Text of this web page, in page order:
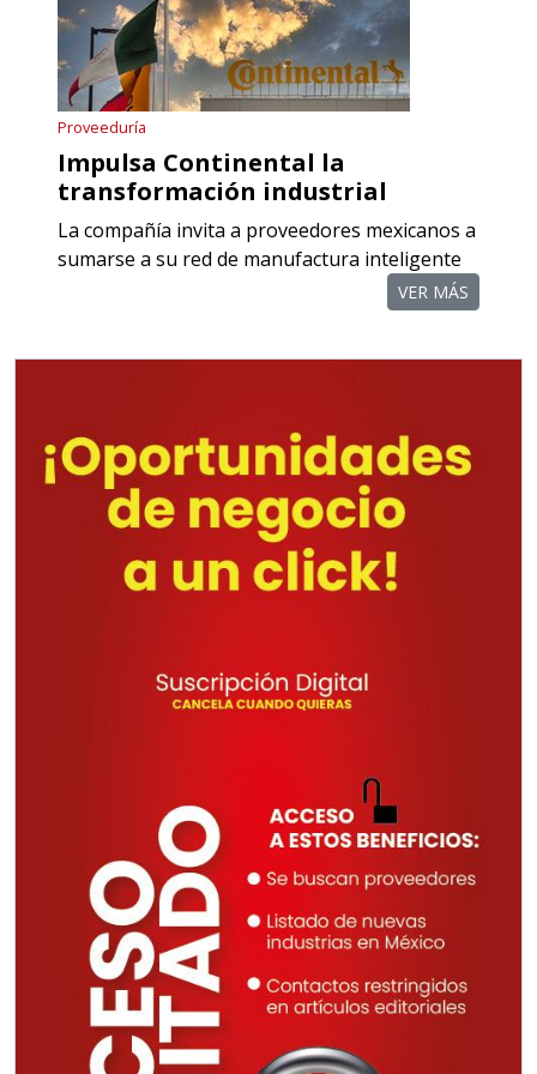
cercanas a la región y otorgar
referencias comerciales.
Aplicar al Requerimiento
Empresa en Querétaro
Requiere:
COMPONENTES PARA
Especificaciones:
crédito acordes a las políticas del
grupo, contar con instalaciones
cercanas a la región y otorgar
referencias comerciales.
Aplicar al Requerimiento
Empresa en Querétaro
Requisitos: Otorgar condiciones de
crédito acordes a las políticas del
grupo, contar con instalaciones
cercanas a la región y otorgar
referencias comerciales.
Aplicar al Requerimiento
Proveeduría
Impulsa Continental la
transformación industrial
La compañía invita a proveedores mexicanos a
sumarse a su red de manufactura inteligente
VER MÁS